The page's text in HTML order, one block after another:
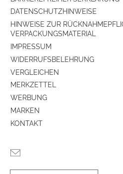
DATENSCHUTZHINWEISE
HINWEISE ZUR
VERPACKUNGSMATERIAL
IMPRESSUM
WIDERRUFSBELEHRUNG
VERGLEICHEN
MERKZETTEL
WERBUNG
MARKEN
KONTAKT